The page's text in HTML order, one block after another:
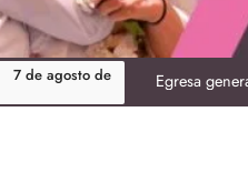
7 de agosto de
Acompaña
Egresa